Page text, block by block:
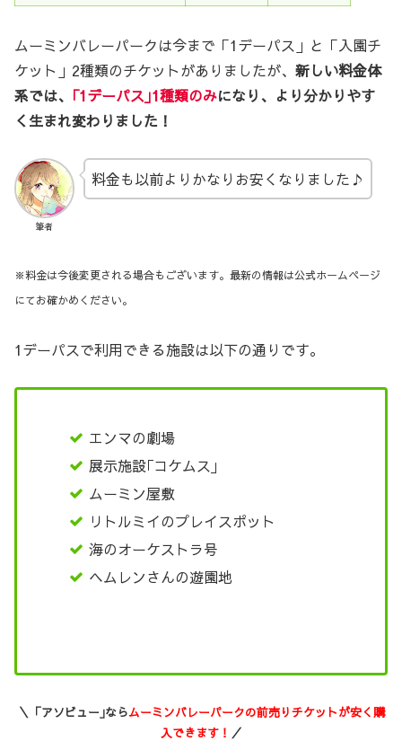
ムーミンバレーパークは今まで「1デーパス」と「入園チ
ケット」2種類のチケットがありましたが、 新しい料金体
系では、 ｢1デーパス｣1種類のみになり、より分かりやす
く生まれ変わりました！
筆者
料金も以前よりかなりお安くなりました♪
※料金は今後変更される場合もございます。最新の情報は公式ホームページ
にてお確かめください。
1デーパスで利用できる施設は以下の通りです。
エンマの劇場
展示施設｢コケムス｣
ムーミン屋敷
リトルミイのプレイスポット
海のオーケストラ号
ヘムレンさんの遊園地
＼「アソビュー｣ならムーミンバレーパークの前売りチケットが安く購
入できます！ ／